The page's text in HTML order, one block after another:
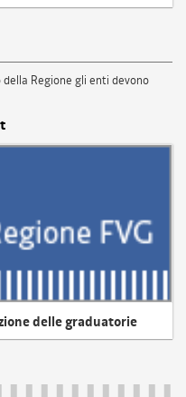
Regione gli enti devono
delle graduatorie